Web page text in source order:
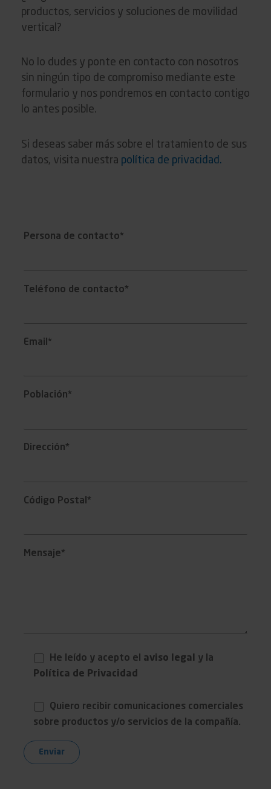
productos, servicios y soluciones de movilidad
vertical?
No lo dudes y ponte en contacto con nosotros
sin ningún tipo de compromiso mediante este
formulario y nos pondremos en contacto contigo
lo antes posible.
Si deseas saber más sobre el tratamiento de sus
datos, visita nuestra política de privacidad.
Persona de contacto*
Teléfono de contacto*
Email*
Población*
Dirección*
Código Postal*
Mensaje*
He leído y acepto el aviso legal
y la
Política de Privacidad
Quiero recibir comunicaciones comerciales
sobre productos y/o servicios de la compañía.